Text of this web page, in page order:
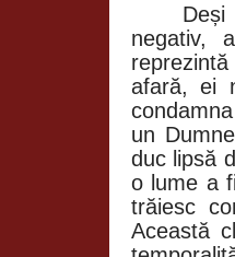
negativ,
afară, ei
un
duc lipsă
o lume a
trăiesc
Această